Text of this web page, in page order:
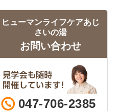
ヒューマンライフケアあじ
さいの湯
お問い合わせ
047-706-2385